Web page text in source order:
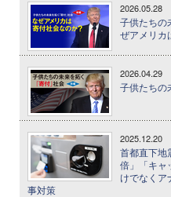
2026.05.28
子供たちの
ぜアメリカ
2026.04.29
子供たちの
2025.12.20
首都直下地
倍」「キャ
けでなくア
事対策